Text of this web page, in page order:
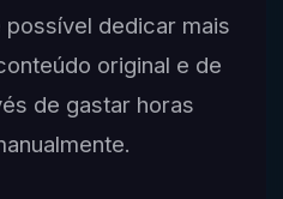
dedicar mais
original e de
de gastar horas